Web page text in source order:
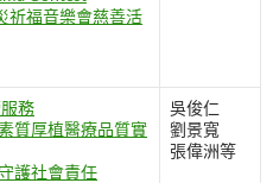
祈福音樂會慈善活
務
質厚植醫療品質實
護社會責任
吳俊仁
劉景寬
張偉洲等